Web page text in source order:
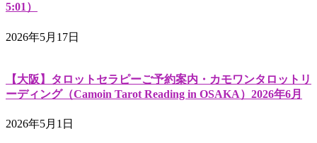
5:01）
2026年5月17日
【大阪】タロットセラピーご予約案内・カモワンタロットリ
ーディング（Camoin Tarot Reading in OSAKA）2026年6月
2026年5月1日